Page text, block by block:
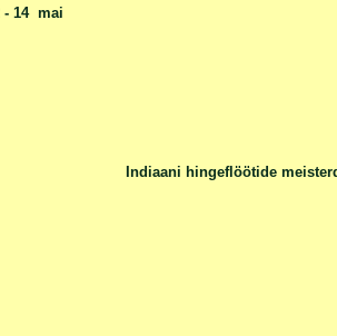
- 14 mai
Indiaani hingeflöötide